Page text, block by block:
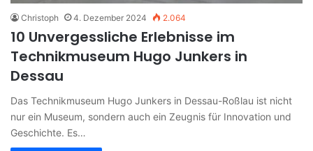
Christoph 4. Dezember 2024 2.064
10 Unvergessliche Erlebnisse im
Technikmuseum Hugo Junkers in
Dessau
Das Technikmuseum Hugo Junkers in Dessau-Roßlau ist nicht
nur ein Museum, sondern auch ein Zeugnis für Innovation und
Geschichte. Es…